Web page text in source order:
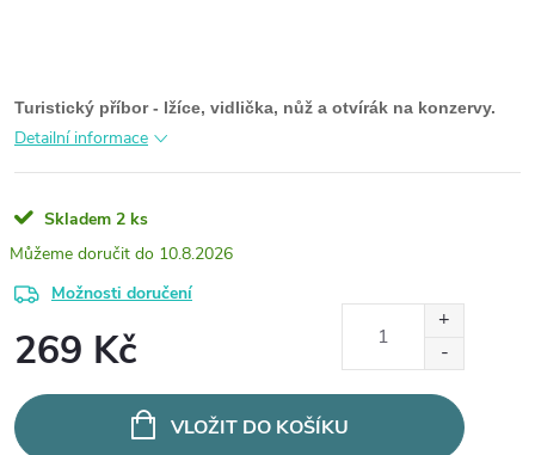
Turistický příbor - lžíce, vidlička, nůž a otvírák na konzervy.
Detailní informace
Skladem 2 ks
10.8.2026
Možnosti doručení
269 Kč
cena:
VLOŽIT DO KOŠÍKU